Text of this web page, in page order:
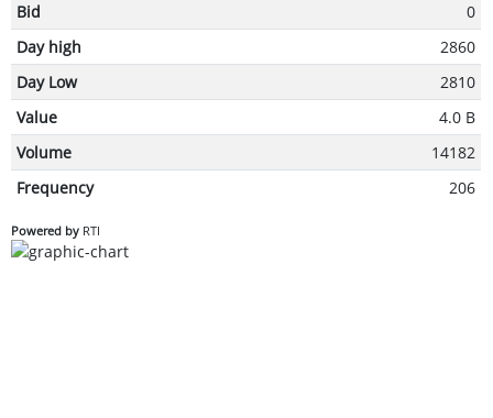
Bid
0
Day high
2860
Day Low
2810
Value
4.0 B
Volume
14182
Frequency
206
Powered by RTI